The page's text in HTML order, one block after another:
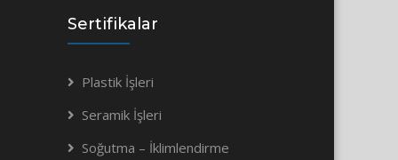
Sertifikalar
Plastik İşleri
Seramik İşleri
Soğutma – İklimlendirme